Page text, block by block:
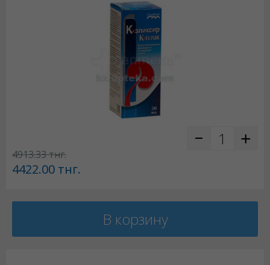
4913.33тнг.
4422.00 тнг.
В корзину